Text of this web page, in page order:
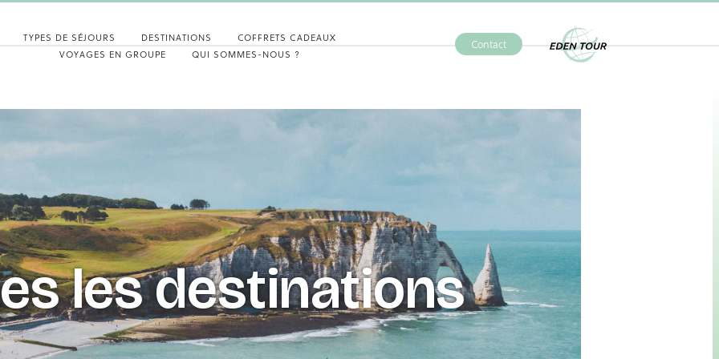
TYPES DE SÉJOURS DESTINATIONS
COFFRETS CADEAUX
VOYAGES EN GROUPE
QUI SOMMES-NOUS ?
Contact
les destinations